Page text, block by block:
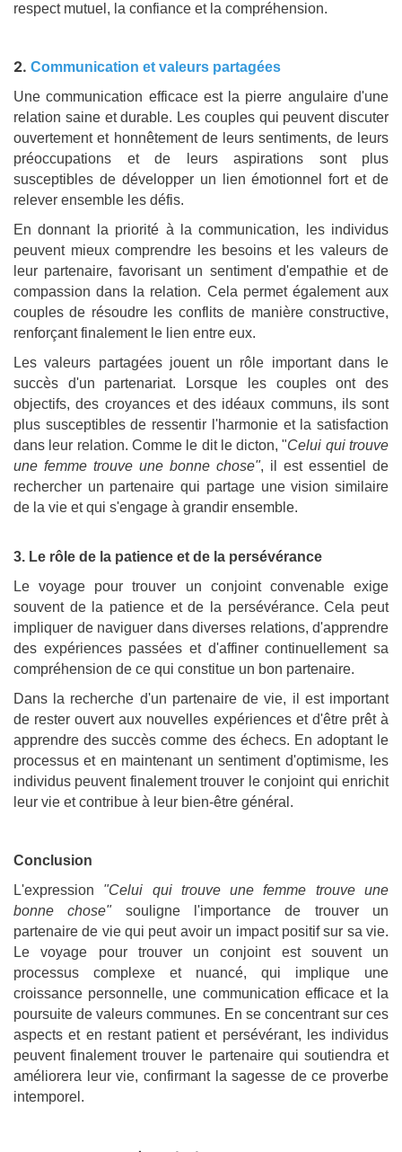
respect mutuel, la confiance et la compréhension.
2. Communication et valeurs partagées
Une communication efficace est la pierre angulaire d'une
relation saine et durable. Les couples qui peuvent discuter
ouvertement et honnêtement de leurs sentiments, de leurs
préoccupations et de leurs aspirations sont plus
susceptibles de développer un lien émotionnel fort et de
relever ensemble les défis.
En donnant la priorité à la communication, les individus
peuvent mieux comprendre les besoins et les valeurs de
leur partenaire, favorisant un sentiment d'empathie et de
compassion dans la relation. Cela permet également aux
couples de résoudre les conflits de manière constructive,
renforçant finalement le lien entre eux.
Les valeurs partagées jouent un rôle important dans le
succès d'un partenariat. Lorsque les couples ont des
objectifs, des croyances et des idéaux communs, ils sont
plus susceptibles de ressentir l'harmonie et la satisfaction
dans leur relation. Comme le dit le dicton, "Celui qui trouve
une femme trouve une bonne chose", il est essentiel de
rechercher un partenaire qui partage une vision similaire
de la vie et qui s'engage à grandir ensemble.
3. Le rôle de la patience et de la persévérance
Le voyage pour trouver un conjoint convenable exige
souvent de la patience et de la persévérance. Cela peut
impliquer de naviguer dans diverses relations, d'apprendre
des expériences passées et d'affiner continuellement sa
compréhension de ce qui constitue un bon partenaire.
Dans la recherche d'un partenaire de vie, il est important
de rester ouvert aux nouvelles expériences et d'être prêt à
apprendre des succès comme des échecs. En adoptant le
processus et en maintenant un sentiment d'optimisme, les
individus peuvent finalement trouver le conjoint qui enrichit
leur vie et contribue à leur bien-être général.
Conclusion
L'expression "Celui qui trouve une femme trouve une
bonne chose" souligne l'importance de trouver un
partenaire de vie qui peut avoir un impact positif sur sa vie.
Le voyage pour trouver un conjoint est souvent un
processus complexe et nuancé, qui implique une
croissance personnelle, une communication efficace et la
poursuite de valeurs communes. En se concentrant sur ces
aspects et en restant patient et persévérant, les individus
peuvent finalement trouver le partenaire qui soutiendra et
améliorera leur vie, confirmant la sagesse de ce proverbe
intemporel.